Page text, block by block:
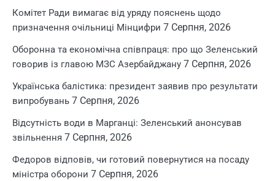
Комітет Ради вимагає від уряду пояснень щодо
призначення очільниці Мінцифри 7 Серпня, 2026
Оборонна та економічна співпраця: про що Зеленський
говорив із главою МЗС Азербайджану 7 Серпня, 2026
Українська балістика: президент заявив про результати
випробувань 7 Серпня, 2026
Відсутність води в Марганці: Зеленський анонсував
звільнення 7 Серпня, 2026
Федоров відповів, чи готовий повернутися на посаду
міністра оборони 7 Серпня, 2026